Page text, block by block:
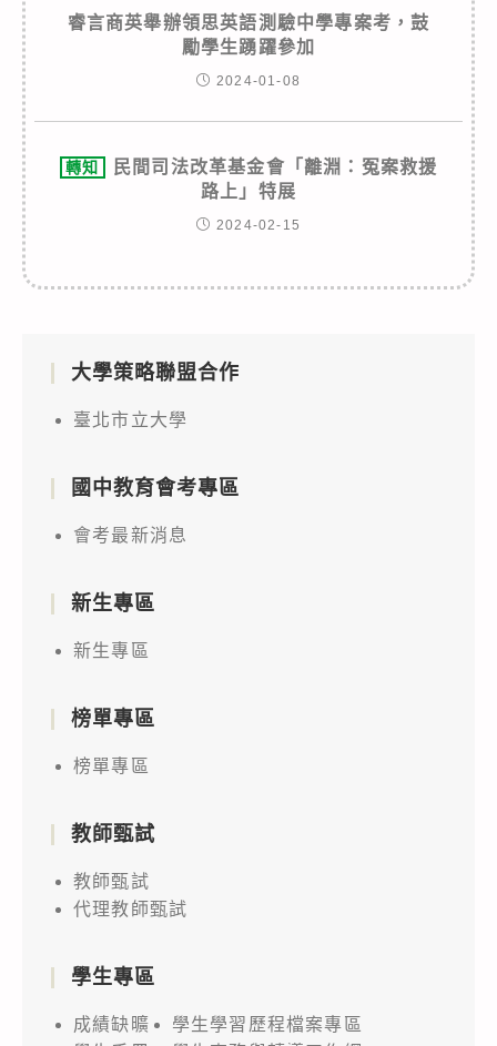
睿言商英舉辦領思英語測驗中學專案考，鼓
勵學生踴躍參加
2024-01-08
轉知
民間司法改革基金會「離淵：冤案救援
路上」特展
2024-02-15
大學策略聯盟合作
臺北市立大學
國中教育會考專區
會考最新消息
新生專區
新生專區
榜單專區
榜單專區
教師甄試
教師甄試
代理教師甄試
學生專區
成績缺曠
學生學習歷程檔案專區